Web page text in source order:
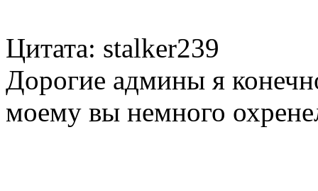
Цитата: stalker239
Дорогие админы я
моему вы немного